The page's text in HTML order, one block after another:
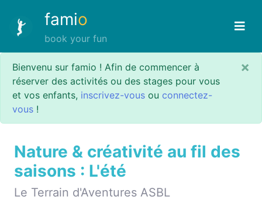
famio
book your fun
Bienvenu sur famio ! Afin de commencer à
réserver des activités ou des stages pour vous
et vos enfants, inscrivez-vous ou connectez-
vous !
×
Nature & créativité au fil des
saisons : L'été
Le Terrain d'Aventures ASBL